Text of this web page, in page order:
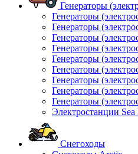
Генераторы
Генераторы
Генераторы
Генераторы
Генераторы
Генераторы
Генераторы
Генераторы
Генераторы
Генераторы
Электростанции Sea
Снегоходы